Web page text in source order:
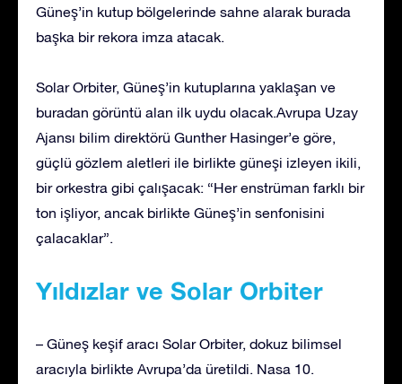
Güneş’in kutup bölgelerinde sahne alarak burada
başka bir rekora imza atacak.
Solar Orbiter, Güneş’in kutuplarına yaklaşan ve
buradan görüntü alan ilk uydu olacak.Avrupa Uzay
Ajansı bilim direktörü Gunther Hasinger’e göre,
güçlü gözlem aletleri ile birlikte güneşi izleyen ikili,
bir orkestra gibi çalışacak: “Her enstrüman farklı bir
ton işliyor, ancak birlikte Güneş’in senfonisini
çalacaklar”.
Yıldızlar ve Solar Orbiter
– Güneş keşif aracı Solar Orbiter, dokuz bilimsel
aracıyla birlikte Avrupa’da üretildi. Nasa 10.